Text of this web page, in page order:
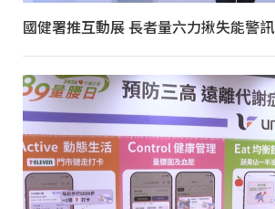
國健署推互動展 長者量六力揪失能警訊